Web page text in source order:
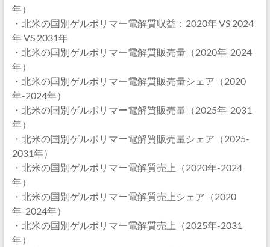
年）
・北米の国別ゲルポリマー電解質収益：2020年 VS 2024
年 VS 2031年
・北米の国別ゲルポリマー電解質販売量（2020年-2024
年）
・北米の国別ゲルポリマー電解質販売量シェア（2020
年-2024年）
・北米の国別ゲルポリマー電解質販売量（2025年-2031
年）
・北米の国別ゲルポリマー電解質販売量シェア（2025-
2031年）
・北米の国別ゲルポリマー電解質売上（2020年-2024
年）
・北米の国別ゲルポリマー電解質売上シェア（2020
年-2024年）
・北米の国別ゲルポリマー電解質売上（2025年-2031
年）